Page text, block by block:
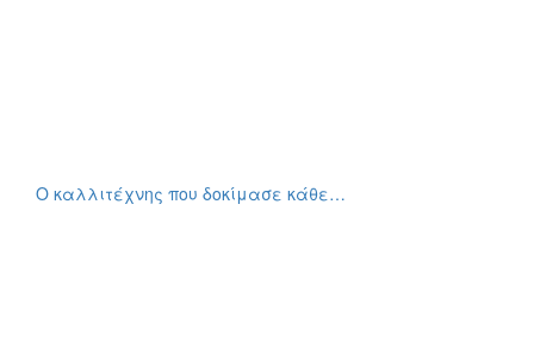
Ο καλλιτέχνης που δοκίμασε κάθε…